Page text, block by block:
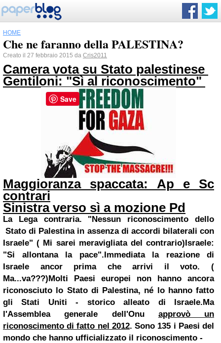
HOME
Che ne faranno della PALESTINA?
Creato il 27 febbraio 2015 da Cris2011
Camera vota su Stato palestinese
Gentiloni: "Sì al riconoscimento"
Maggioranza spaccata: Ap e Sc
contrari
Sinistra verso sì a mozione Pd
La Lega contraria. "Nessun riconoscimento dello
Stato di Palestina in assenza di accordi bilaterali con
Israele" ( Mi sarei meravigliata del contrario)Israele:
"Si allontana la pace".Immediata la reazione di
Israele ancor prima che arrivi il voto. (
Ma...va???)Molti Paesi europei non hanno ancora
riconosciuto lo Stato di Palestina, né lo hanno fatto
gli Stati Uniti - storico alleato di Israele.Ma
l'Assemblea generale dell'Onu approvò un
riconoscimento di fatto nel 2012. Sono 135 i Paesi del
mondo che hanno ufficializzato il riconoscimento -
Save